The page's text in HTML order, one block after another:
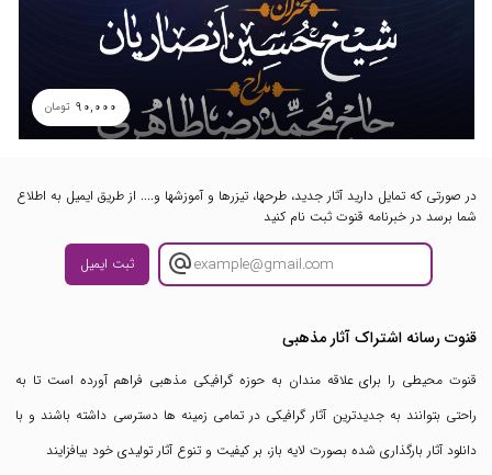
90,000 تومان
در صورتی که تمایل دارید آثار جدید، طرحها، تیزرها و آموزشها و.... از طریق ایمیل به اطلاع
شما برسد در خبرنامه قنوت ثبت نام کنید
ثبت ایمیل
قنوت رسانه اشتراک آثار مذهبی
قنوت محیطی را برای علاقه مندان به حوزه گرافیکی مذهبی فراهم آورده است تا به
راحتی بتوانند به جدیدترین آثار گرافیکی در تمامی زمینه ها دسترسی داشته باشند و با
دانلود آثار بارگذاری شده بصورت لایه باز، بر کیفیت و تنوع آثار تولیدی خود بیافزایند